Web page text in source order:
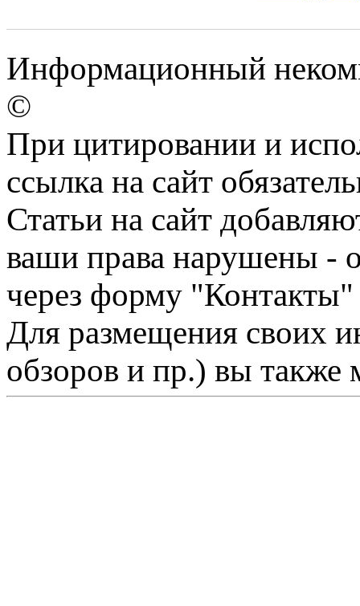
Информационный
©
При цитировании и
ссылка на сайт
Статьи на сайт
ваши права нарушены -
через форму "Контакты"
Для размещения своих
обзоров и пр.) вы также